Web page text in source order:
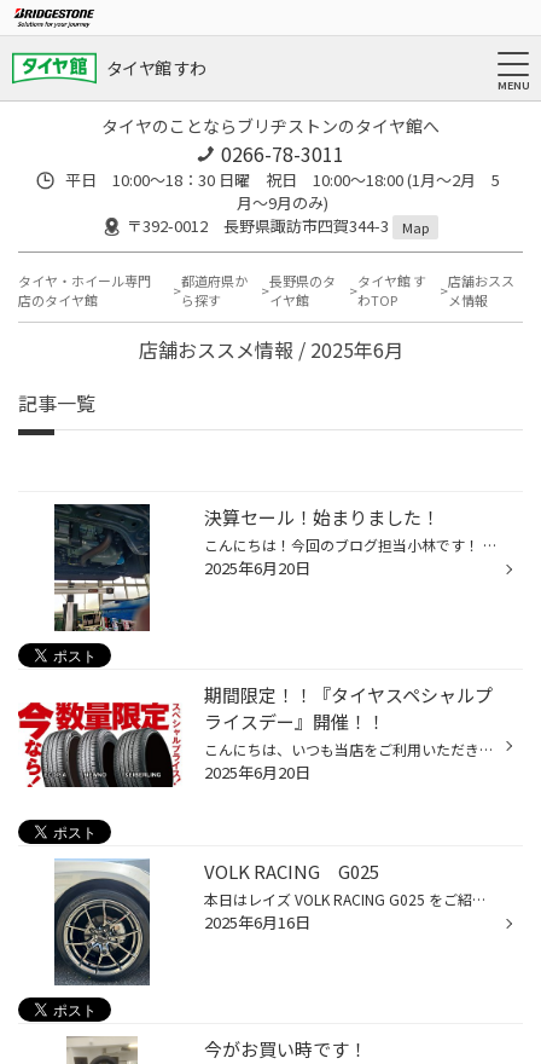
タイヤ館 すわ
タイヤのことならブリヂストンのタイヤ館へ
0266-78-3011
平日 10:00〜18：30 日曜 祝日 10:00〜18:00 (1月〜2月 5
月〜9月のみ)
〒392-0012 長野県諏訪市四賀344-3
Map
タイヤ・ホイール専門
店のタイヤ館
都道府県か
ら探す
長野県のタ
イヤ館
タイヤ館 す
わTOP
店舗おスス
メ情報
店舗おススメ情報 / 2025年6月
記事一覧
決算セール！始まりました！
こんにちは！今回のブログ担当小林です！ 当店では本日より決算セールが始まりました！今回はタイヤだけでなくオイル交換もお得なのです！ そこで今回はお客様のお車をお預かりしてからどんな様子でオイル交換を行っているかをご紹介いたします。 少し指がはいっていますが、真ん中のシルバーのもの...
2025年6月20日
期間限定！！『タイヤスペシャルプ
ライスデー』開催！！
こんにちは、いつも当店をご利用いただきましてありがとうございます。 本日より、コクピット・タイヤ館におきまして、 期間限定！ サイズ限定！！ 数量限定！！！ お得にお買い求めいただける、「タイヤスペシャルプライスデー」がスタートします！ お得なタイヤのご紹介！！ ワゴンR、N-BOX、タン...
2025年6月20日
VOLK RACING G025
本日はレイズ VOLK RACING G025 をご紹介いたします。 昨年の冬に注文し春先やっと出来上がってきました。 装着車両はトヨタ 86になります。 不動の人気をもつこのG025いつみてもかっこよい！そして軽い！ 良いお値段するだけあります。 街中で走っていると目を引くものがありますよね。 今回はスポ...
2025年6月16日
今がお買い時です！